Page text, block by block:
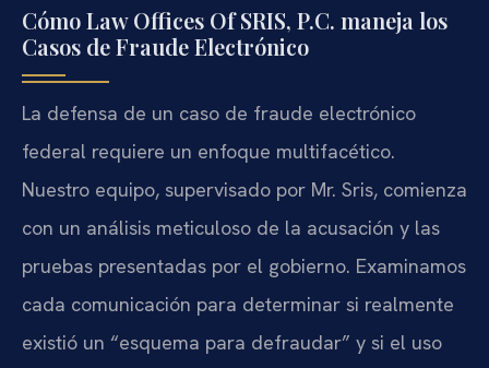
Cómo Law Offices Of SRIS, P.C. maneja los
Casos de Fraude Electrónico
La defensa de un caso de fraude electrónico
federal requiere un enfoque multifacético.
Nuestro equipo, supervisado por Mr. Sris, comienza
con un análisis meticuloso de la acusación y las
pruebas presentadas por el gobierno. Examinamos
cada comunicación para determinar si realmente
existió un “esquema para defraudar” y si el uso